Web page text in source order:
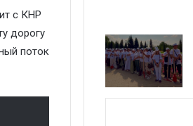
с КНР
дорогу
поток